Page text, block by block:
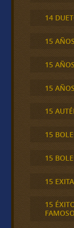
14
15 AÑOS
15
15
15
15
15
15
15